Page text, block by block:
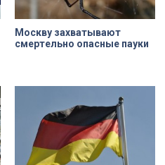
Москву захватывают
смертельно опасные пауки